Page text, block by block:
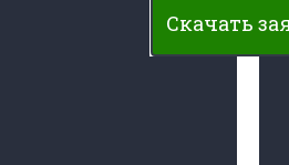
Скачать